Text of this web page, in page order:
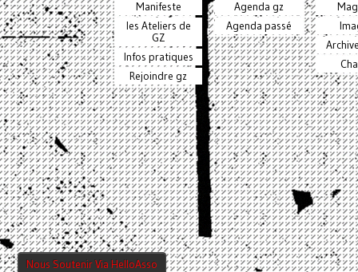
Manifeste
les Ateliers de
GZ
Infos pratiques
Rejoindre gz
Agenda gz
Agenda passé
Nous Soutenir Via HelloAsso